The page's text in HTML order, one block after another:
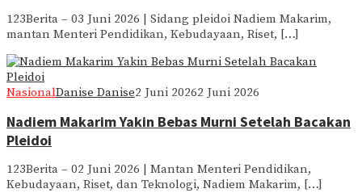
123Berita – 03 Juni 2026 | Sidang pleidoi Nadiem Makarim,
mantan Menteri Pendidikan, Kebudayaan, Riset, […]
NasionalDanise Danise2 Juni 20262 Juni 2026
Nadiem Makarim Yakin Bebas Murni Setelah Bacakan
Pleidoi
123Berita – 02 Juni 2026 | Mantan Menteri Pendidikan,
Kebudayaan, Riset, dan Teknologi, Nadiem Makarim, […]